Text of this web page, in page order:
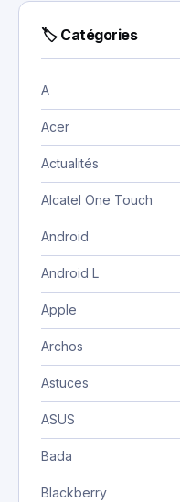
🏷 Catégories
A
Acer
Actualités
Alcatel One Touch
Android
Android L
Apple
Archos
Astuces
ASUS
Bada
Blackberry